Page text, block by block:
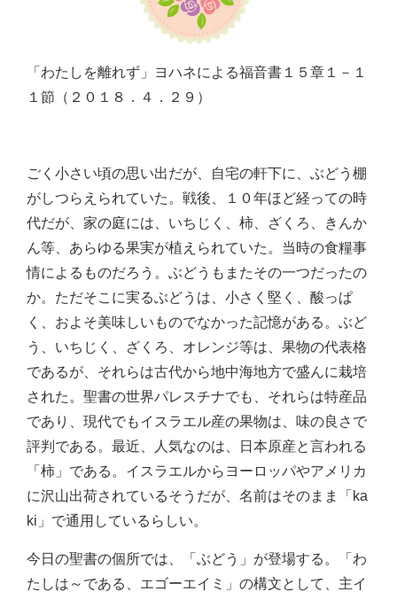
「わたしを離れず」ヨハネによる福音書１５章１－１
１節（２０１８．４．２９）
ごく小さい頃の思い出だが、自宅の軒下に、ぶどう棚
がしつらえられていた。戦後、１０年ほど経っての時
代だが、家の庭には、いちじく、柿、ざくろ、きんか
ん等、あらゆる果実が植えられていた。当時の食糧事
情によるものだろう。ぶどうもまたその一つだったの
か。ただそこに実るぶどうは、小さく堅く、酸っぱ
く、およそ美味しいものでなかった記憶がある。ぶど
う、いちじく、ざくろ、オレンジ等は、果物の代表格
であるが、それらは古代から地中海地方で盛んに栽培
された。聖書の世界パレスチナでも、それらは特産品
であり、現代でもイスラエル産の果物は、味の良さで
評判である。最近、人気なのは、日本原産と言われる
「柿」である。イスラエルからヨーロッパやアメリカ
に沢山出荷されているそうだが、名前はそのまま「ka
ki」で通用しているらしい。
今日の聖書の個所では、「ぶどう」が登場する。「わ
たしは～である、エゴーエイミ」の構文として、主イ